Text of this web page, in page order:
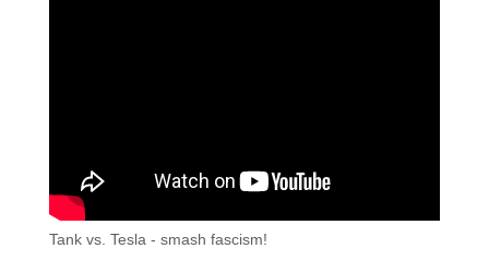
Tank vs. Tesla - smash fascism!